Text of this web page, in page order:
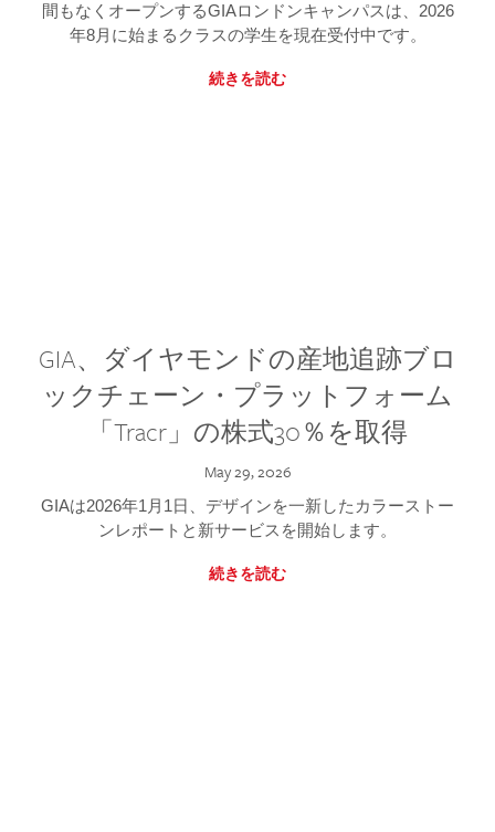
間もなくオープンするGIAロンドンキャンパスは、2026
年8月に始まるクラスの学生を現在受付中です。
続きを読む
GIA、ダイヤモンドの産地追跡ブロ
ックチェーン・プラットフォーム
「Tracr」の株式30％を取得
May 29, 2026
GIAは2026年1月1日、デザインを一新したカラーストー
ンレポートと新サービスを開始します。
続きを読む